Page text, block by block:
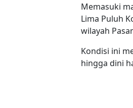
Memasuki
Lima Puluh
wilayah
Kondisi ini
hingga dini